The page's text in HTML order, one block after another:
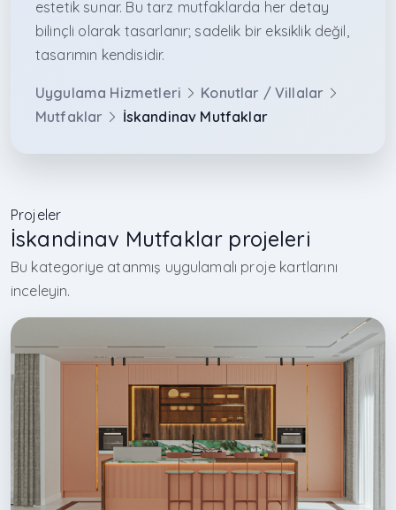
estetik sunar. Bu tarz mutfaklarda her detay
bilinçli olarak tasarlanır; sadelik bir eksiklik değil,
tasarımın kendisidir.
Uygulama Hizmetleri
Konutlar / Villalar
Mutfaklar
İskandinav Mutfaklar
Projeler
İskandinav Mutfaklar projeleri
Bu kategoriye atanmış uygulamalı proje kartlarını
inceleyin.